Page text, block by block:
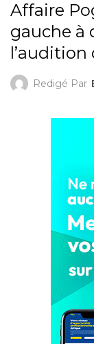
Affaire
gauche à
l’audition
Redigé Par